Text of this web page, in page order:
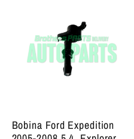
Bobina Ford Expedition